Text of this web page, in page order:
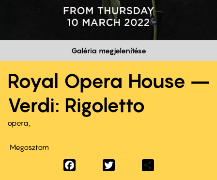
Galéria megjelenítése
Royal Opera House –
Verdi: Rigoletto
opera
Megosztom
Facebook